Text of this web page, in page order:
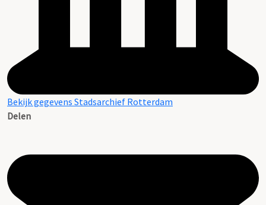
Bekijk gegevens Stadsarchief Rotterdam
Delen